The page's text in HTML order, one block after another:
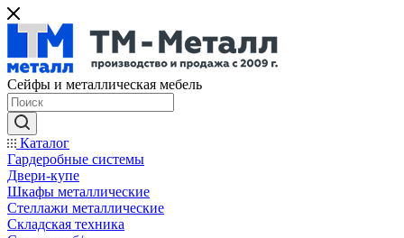
Сейфы и металлическая мебель
Каталог
Гардеробные системы
Двери-купе
Шкафы металлические
Стеллажи металлические
Складская техника